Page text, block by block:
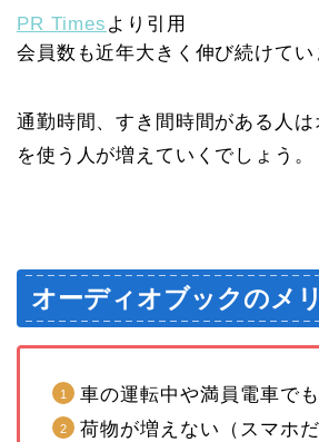
PR Times より引用
会員数も近年大きく伸び続けてい
通勤時間、すき間時間がある人は
を使う人が増えていくでしょう。
オーディオブックのメ
車の運転中や満員電車で
荷物が増えない（スマホ